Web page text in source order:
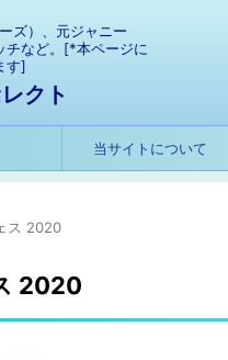
ズ）、元ジャニー
チなど。[*本ページに
す]
クト
当サイトについて
ス 2020
2020